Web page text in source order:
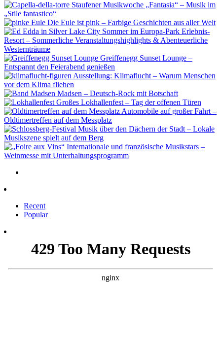
Staufener Musikwoche „Fantasia“ – Musik im
„Stile fantastico“
Die Eule ist pink – Farbige Geschichten aus aller Welt
Sommer im Europa-Park Erlebnis-
Resort – Sommerliche Veranstaltungshighlights & Abenteuerliche
Westernträume
Greiffenegg Sunset Lounge –
Entspannt den Feierabend genießen
Ausstellung: Klimaflucht – Warum Menschen
vor dem Klima fliehen
Madsen – Deutsch-Rock mit Botschaft
Großes Lokhallenfest – Tag der offenen Türen
Automobile auf großer Fahrt –
Oldtimertreffen auf dem Messplatz
Musik über den Dächern der Stadt – Lokale
Musikszene spielt auf dem Berg
Internationale und französische Musikstars –
Weinmesse mit Unterhaltungsprogramm
Recent
Popular